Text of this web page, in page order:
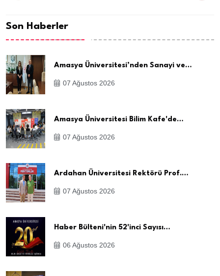
Son Haberler
Amasya Üniversitesi’nden Sanayi ve…
07 Ağustos 2026
Amasya Üniversitesi Bilim Kafe'de…
07 Ağustos 2026
Ardahan Üniversitesi Rektörü Prof.…
07 Ağustos 2026
Haber Bülteni'nin 52'inci Sayısı…
06 Ağustos 2026